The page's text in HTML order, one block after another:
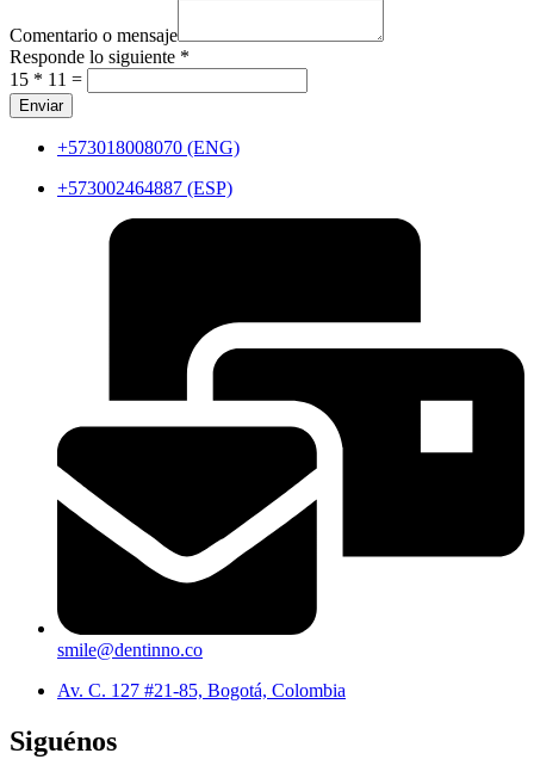
Comentario o mensaje
Responde lo siguiente *
15 * 11 =
Enviar
+573018008070 (ENG)
+573002464887 (ESP)
smile@dentinno.co
Av. C. 127 #21-85, Bogotá, Colombia
Siguénos